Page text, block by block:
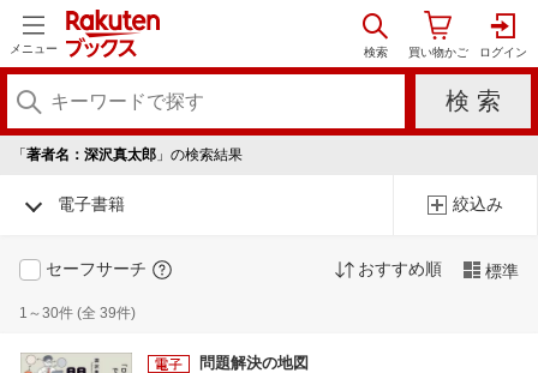
メニュー
「 著者名：深沢真太郎 」の検索結果
電子書籍 絞込み
セーフサーチ おすすめ順 標準
1～30件 (全 39件)
問題解決の地図